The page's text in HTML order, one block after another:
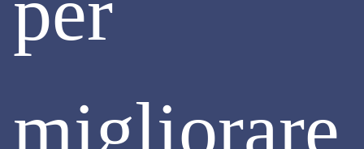
La Composizione negoziata per la soluzione della crisi
d’impresa consente all’imprenditore, che si trova in
condizioni di squilibrio patrimoniale o economico-
finanziario, di perseguire il risanamento dell’impresa con il
È una procedura volontaria, dunque, è l’imprenditore stesso
a presentare l’istanza tramite la piattaforma digitale messa
a disposizione dalle Camere di Commercio.
migliorare